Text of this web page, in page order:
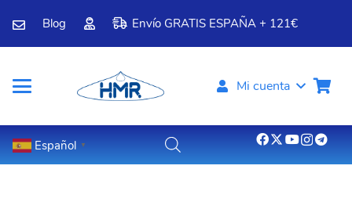
Blog Envío GRATIS ESPAÑA + 121€
Mi cuenta
Español ▼